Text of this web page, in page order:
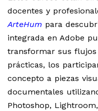
docentes y
ArteHum para
integrada en Adobe
transformar sus flujos
prácticas, los
concepto a piezas
documentales
Photoshop,